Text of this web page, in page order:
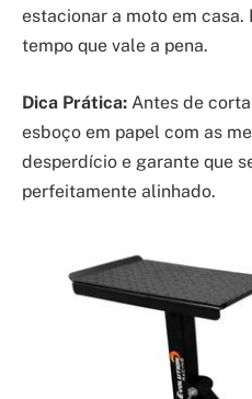
estacionar a moto em casa.
tempo que vale a pena.
Dica Prática: Antes de
esboço em papel com as
desperdício e garante que
perfeitamente alinhado.